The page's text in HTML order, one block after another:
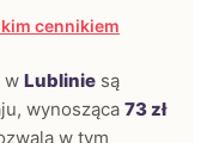
cennikiem
w Lublinie są
wynosząca 73 zł
w tym